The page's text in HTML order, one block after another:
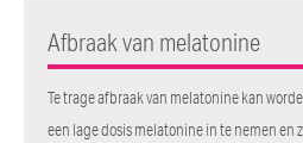
Afbraak van melatonine
Te trage afbraak van melatonine kan
een lage dosis melatonine in te nemen en